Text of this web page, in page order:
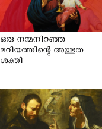
ഒരു നന്മനിറഞ്ഞ
മറിയത്തിന്റെ അത്ഭുത
ശക്തി